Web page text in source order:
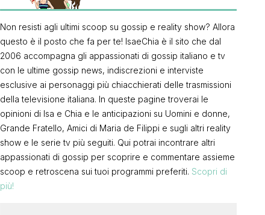
Non resisti agli ultimi scoop su gossip e reality show? Allora
questo è il posto che fa per te! IsaeChia è il sito che dal
2006 accompagna gli appassionati di gossip italiano e tv
con le ultime gossip news, indiscrezioni e interviste
esclusive ai personaggi più chiacchierati delle trasmissioni
della televisione italiana. In queste pagine troverai le
opinioni di Isa e Chia e le anticipazioni su Uomini e donne,
Grande Fratello, Amici di Maria de Filippi e sugli altri reality
show e le serie tv più seguiti. Qui potrai incontrare altri
appassionati di gossip per scoprire e commentare assieme
scoop e retroscena sui tuoi programmi preferiti. Scopri di
più!